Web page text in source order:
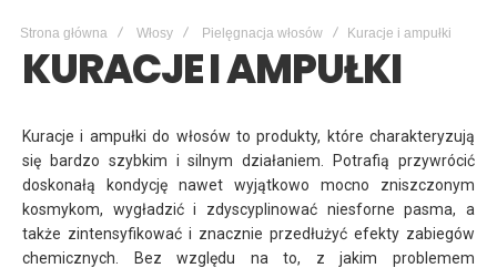
Strona główna Włosy Pielęgnacja włosów Kuracje i ampułki
KURACJE I AMPUŁKI
Kuracje i ampułki do włosów to produkty, które charakteryzują
się bardzo szybkim i silnym działaniem. Potrafią przywrócić
doskonałą kondycję nawet wyjątkowo mocno zniszczonym
kosmykom, wygładzić i zdyscyplinować niesforne pasma, a
także zintensyfikować i znacznie przedłużyć efekty zabiegów
chemicznych. Bez względu na to, z jakim problemem